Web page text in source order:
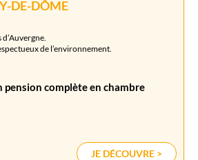
DE-DÔME
de l’environnement.
pension complète en chambre
JE DÉCOUVRE >